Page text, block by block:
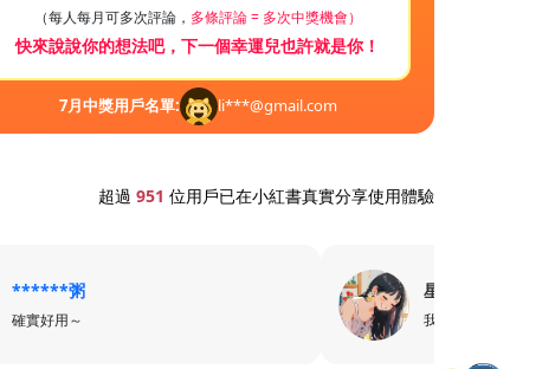
（每人每月可多次評論， 多條評論 = 多次中獎機會）
快來說說你的想法吧，下一個幸運兒也許就是你！
7
7月中獎用戶名單: li***@gmail.com
超過 951 位用戶已在小紅書真實分享使用體驗
******粥
確實好用～
星***7
我只用卡樂卡